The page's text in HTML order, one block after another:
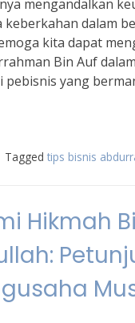
mengandalkan
dalam
kita dapat
Bin Auf
pebisnis yang
Tagged tips bisnis
Hikmah